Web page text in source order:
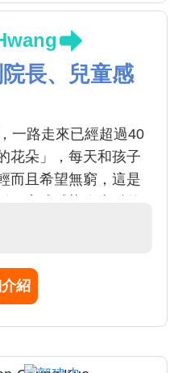
長、兒童感
一路走來已經超過40
花朵」，每天和孩子
而且希望無窮，這是
程之後即展開與感染
、MERS CoV到
炎(COVID-19)，每一
醫師工作，有壓力也
紹